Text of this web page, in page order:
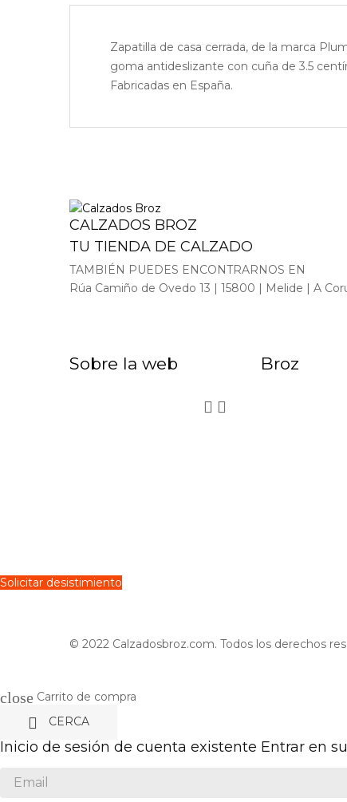
Zapatilla de casa cerrada, de la marca
goma antideslizante con cuña de 3.5
Fabricadas en España.
CALZADOS BROZ
TU TIENDA DE CALZADO
TAMBIÉN PUEDES ENCONTRARNOS EN
Rúa Camiño de Ovedo 13 | 15800 | Melide | A
Sobre la web
 
Broz
Solicitar desistimiento
© 2022 Calzadosbroz.com. Todos los derechos
close Carrito de compra
 CERCA
Inicio de sesión de cuenta existente Entrar en